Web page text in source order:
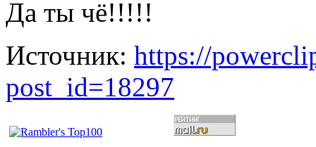
Да ты чё!!!!!
Источник: https://
post_id=18297